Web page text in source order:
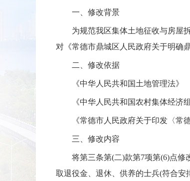
一、修改背景
为规范我区集体土地征收与房屋
对《常德市鼎城区人民政府关于明确
二、修改依据
《中华人民共和国土地管理法》
《中华人民共和国农村集体经济
《常德市人民政府关于印发〈常
三、修改内容
将第三条第(二)款第7项第(6)点
取退役金、退休、供养的士兵(符合安